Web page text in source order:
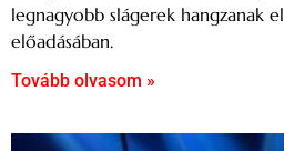
legnagyobb slágerek hangzanak
előadásában.
Tovább olvasom »